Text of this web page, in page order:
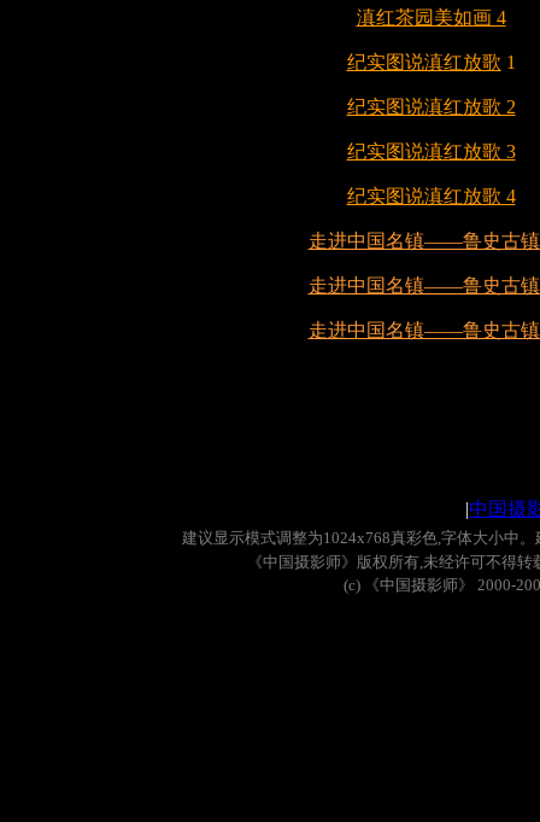
滇红茶园美如画 4
纪实图说滇红放歌 1
纪实图说滇红放歌 2
纪实图说滇红放歌 3
纪实图说滇红放歌 4
走进中国名镇——鲁史古
走进中国名镇——鲁史古
走进中国名镇——鲁史古
|中国摄
建议显示模式调整为1024x768真彩色,字体大小中。
《中国摄影师》版权所有,未经许可不得转
(c)
《中国摄影师》 2000-200